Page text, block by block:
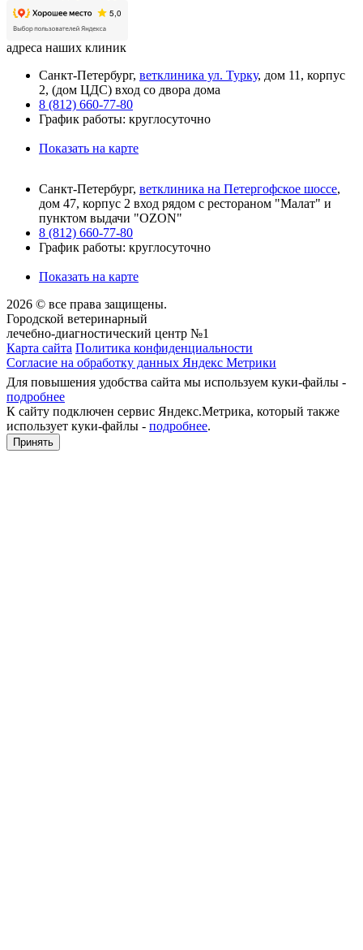
адреса наших клиник
Санкт-Петербург, ветклиника ул. Турку, дом 11, корпус
2, (дом ЦДС) вход со двора дома
8 (812) 660-77-80
График работы: круглосуточно
Показать на карте
Санкт-Петербург, ветклиника на Петергофское шоссе,
дом 47, корпус 2 вход рядом с рестораном "Малат" и
пунктом выдачи "OZON"
8 (812) 660-77-80
График работы: круглосуточно
Показать на карте
2026 © все права защищены.
Городской ветеринарный
лечебно-диагностический центр №1
Карта сайта Политика конфиденциальности
Согласие на обработку данных Яндекс Метрики
Для повышения удобства сайта мы используем куки-файлы -
подробнее
К сайту подключен сервис Яндекс.Метрика, который также
использует куки-файлы - подробнее.
Принять